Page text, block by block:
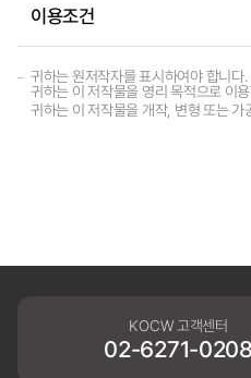
이용조건
귀하는 원저작자를 표시하여야 합니다.
귀하는 이 저작물을 영리 목적으로 이
귀하는 이 저작물을 개작, 변형 또는 가
KOCW 고객센터
02-6271-0208